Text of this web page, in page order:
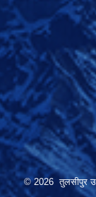
© 2026 तुलसीपुर उप-